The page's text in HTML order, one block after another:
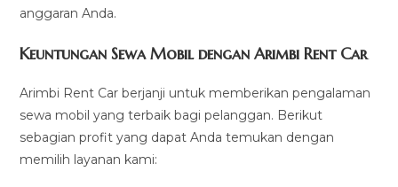
anggaran Anda.
Keuntungan Sewa Mobil dengan Arimbi Rent Car
Arimbi Rent Car berjanji untuk memberikan pengalaman
sewa mobil yang terbaik bagi pelanggan. Berikut
sebagian profit yang dapat Anda temukan dengan
memilih layanan kami: